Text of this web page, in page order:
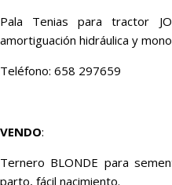
Pala Tenias para tractor
amortiguación hidráulica y
Teléfono: 658 297659
VENDO:
Ternero BLONDE para
parto, fácil nacimiento.